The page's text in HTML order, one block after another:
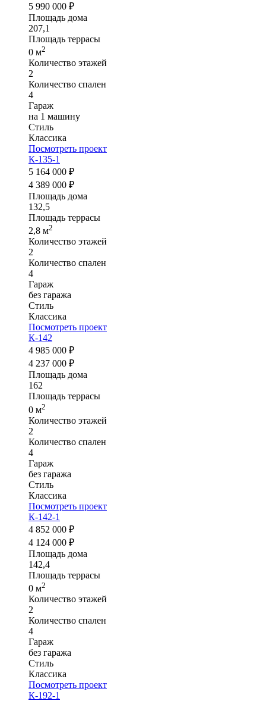
5 990 000 ₽
Площадь дома
207,1
Площадь террасы
0 м2
Количество этажей
2
Количество спален
4
Гараж
на 1 машину
Стиль
Классика
Посмотреть проект
К-135-1
5 164 000 ₽
4 389 000 ₽
Площадь дома
132,5
Площадь террасы
2,8 м2
Количество этажей
2
Количество спален
4
Гараж
без гаража
Стиль
Классика
Посмотреть проект
К-142
4 985 000 ₽
4 237 000 ₽
Площадь дома
162
Площадь террасы
0 м2
Количество этажей
2
Количество спален
4
Гараж
без гаража
Стиль
Классика
Посмотреть проект
К-142-1
4 852 000 ₽
4 124 000 ₽
Площадь дома
142,4
Площадь террасы
0 м2
Количество этажей
2
Количество спален
4
Гараж
без гаража
Стиль
Классика
Посмотреть проект
К-192-1